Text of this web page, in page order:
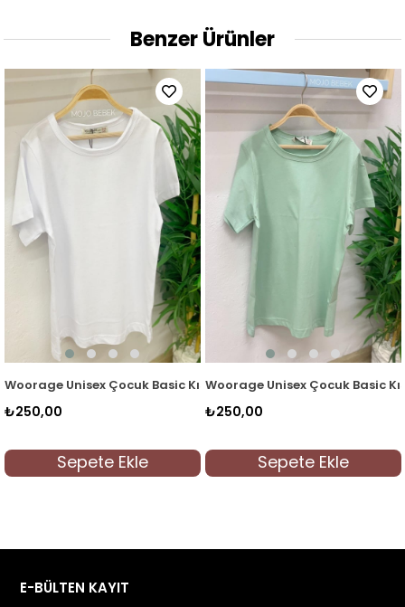
Benzer Ürünler
SiyahBasic Kısa Kol T-shirt 5203 Beyaz
Woorage Unisex Çocuk Basic Kısa Kol T-shirt
Sepete Ekle
Woorage Unisex
E-BÜLTEN KAYIT